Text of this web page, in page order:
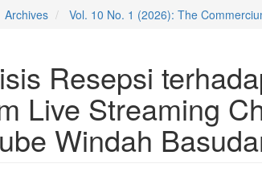
Archives Vol. 10 No. 1 (2026): The
Resepsi
Live Streaming
Windah